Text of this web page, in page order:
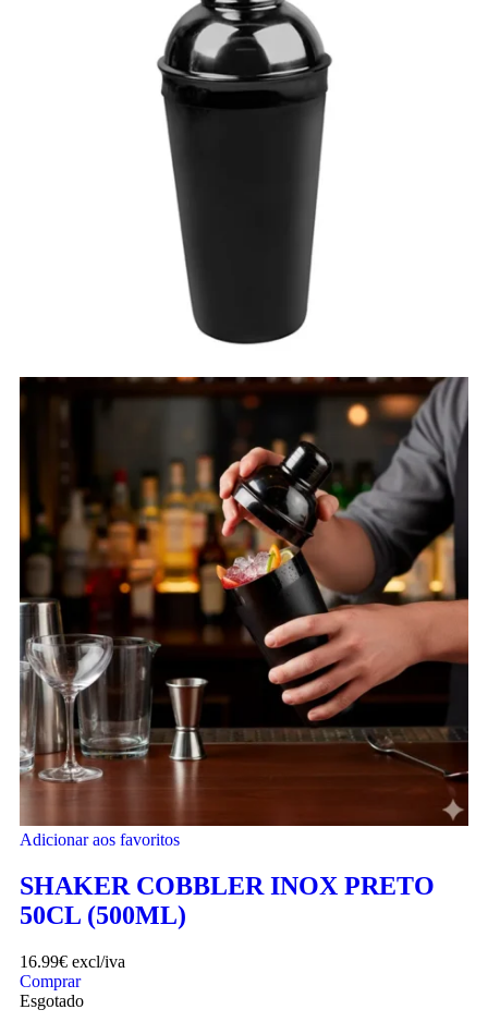
Adicionar aos favoritos
SHAKER COBBLER INOX PRETO
50CL (500ML)
16.99€ excl/iva
Comprar
Esgotado